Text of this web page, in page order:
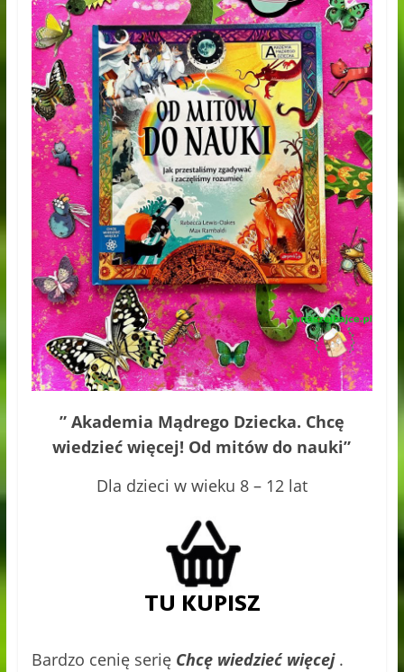
” Akademia Mądrego Dziecka. Chcę
wiedzieć więcej! Od mitów do nauki”
Dla dzieci w wieku 8 – 12 lat
Bardzo cenię serię Chcę wiedzieć więcej .